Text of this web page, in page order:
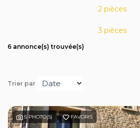
2 pièces
3 pièces
6 annonce(s) trouvée(s)
Trier par
5 PHOTO(S) FAVORIS